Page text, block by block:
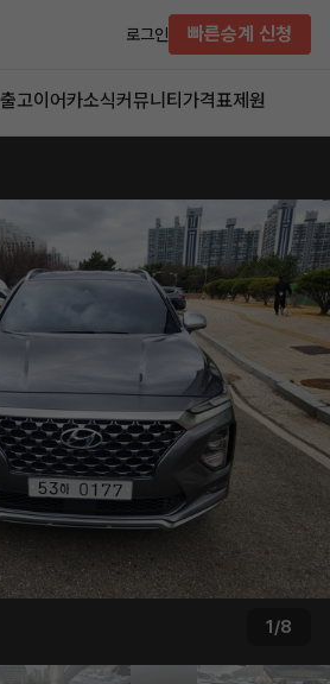
로그인 빠른승계 신청
고이어카소식커뮤니티 가격표제원
1/8